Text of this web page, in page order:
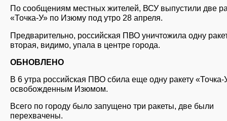
По сообщениям местных жителей, ВСУ выпустили две
«Точка-У» по Изюму под утро 28 апреля.
Предварительно, российская ПВО уничтожила одну
вторая, видимо, упала в центре города.
ОБНОВЛЕНО
В 6 утра российская ПВО сбила еще одну ракету «Точка-
освобожденным Изюмом.
Всего по городу было запущено три ракеты, две были
перехвачены.